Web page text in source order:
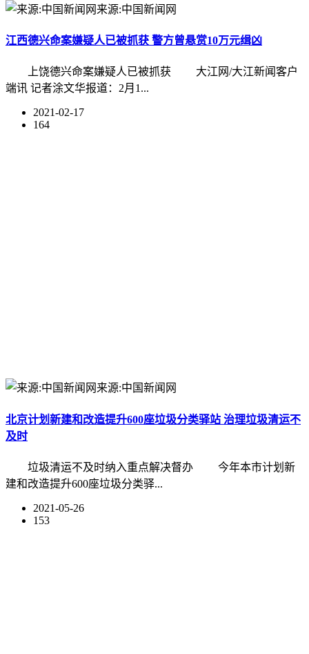
来源:中国新闻网
江西德兴命案嫌疑人已被抓获 警方曾悬赏10万元缉凶
上饶德兴命案嫌疑人已被抓获 大江网/大江新闻客户
端讯 记者涂文华报道：2月1...
2021-02-17
164
来源:中国新闻网
北京计划新建和改造提升600座垃圾分类驿站 治理垃圾清运不
及时
垃圾清运不及时纳入重点解决督办 今年本市计划新
建和改造提升600座垃圾分类驿...
2021-05-26
153